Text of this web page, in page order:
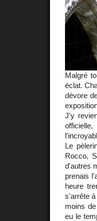
Malgré
éclat.
dévore
J'y
Le
Rocco,
d'autres
prenais
heure
s'arrête
moins
eu le